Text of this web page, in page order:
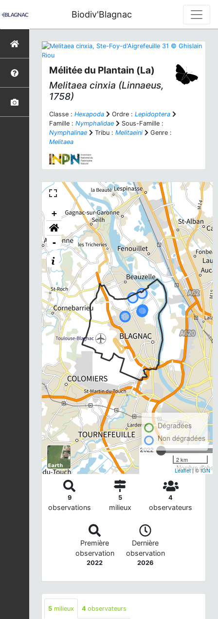
Biodiv'Blagnac
Mélitée du Plantain (La)
Melitaea cinxia (Linnaeus,
1758)
Classe : Hexapoda Ordre : Lepidoptera
Famille : Nymphalidae
Sous-Famille :
Nymphalinae
Tribu : Melitaeini
Genre :
Melitaea
+
-
2022
Nombre
Dégradées
Non dégradées
2 km
Leaflet| ©IGN
9
observations
5
milieux
4
observateurs
Première
observation
2022
Dernière
observation
2026
5 milieux 4 observateurs